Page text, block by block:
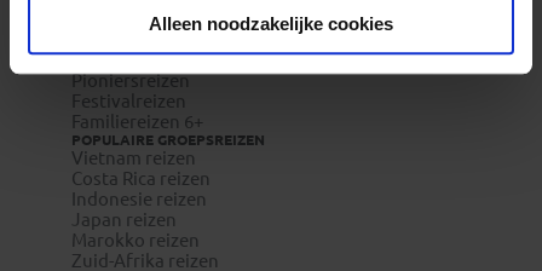
Alleen noodzakelijke cookies
Reisverzekeringen
Groepsreizen
Pioniersreizen
Festivalreizen
Familiereizen 6+
POPULAIRE GROEPSREIZEN
Vietnam reizen
Costa Rica reizen
Indonesie reizen
Japan reizen
Marokko reizen
Zuid-Afrika reizen